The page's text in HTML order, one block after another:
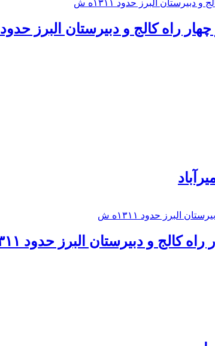
كالج و دبيرستان البرز حدود ۱۳۱۱ه ش
و دبيرستان البرز حدود ۱۳۱۱ه ش